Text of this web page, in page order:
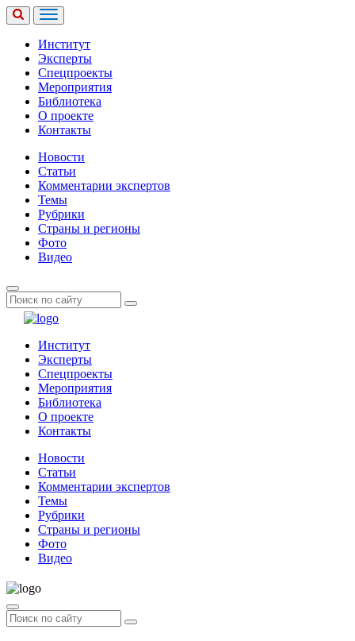
Институт
Эксперты
Спецпроекты
Мероприятия
Библиотека
О проекте
Контакты
Новости
Статьи
Комментарии экспертов
Темы
Рубрики
Страны и регионы
Фото
Видео
Институт
Эксперты
Спецпроекты
Мероприятия
Библиотека
О проекте
Контакты
Новости
Статьи
Комментарии экспертов
Темы
Рубрики
Страны и регионы
Фото
Видео